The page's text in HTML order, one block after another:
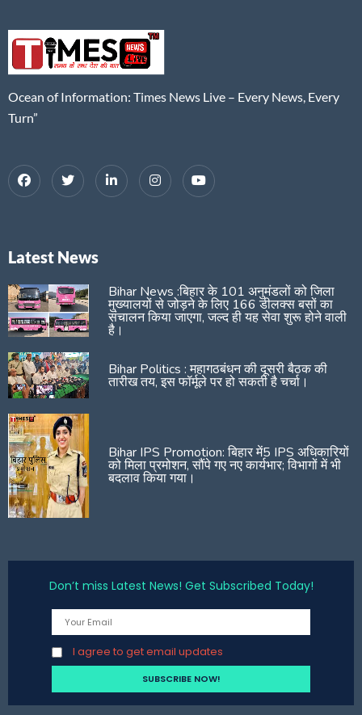
Ocean of Information: Times News Live – Every News, Every
Turn”
Latest News
Bihar News :बिहार के 101 अनुमंडलों को जिला
मुख्यालयों से जोड़ने के लिए 166 डीलक्स बसों का
संचालन किया जाएगा, जल्द ही यह सेवा शुरू होने वाली
है।
Bihar Politics : महागठबंधन की दूसरी बैठक की
तारीख तय, इस फॉर्मूले पर हो सकती है चर्चा।
Bihar IPS Promotion: बिहार में5 IPS अधिकारियों
को मिला प्रमोशन, सौंपे गए नए कार्यभार; विभागों में भी
बदलाव किया गया।
Don’t miss Latest News! Get Subscribed Today!
I agree to get email updates